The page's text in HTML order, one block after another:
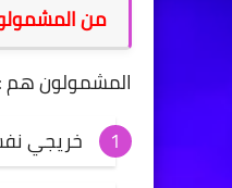
من
المشمولون هم :
خريجي